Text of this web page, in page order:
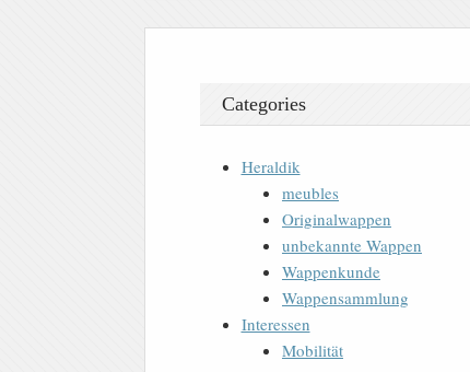
Categories
Heraldik
meubles
Originalwappen
unbekannte Wappen
Wappenkunde
Wappensammlung
Interessen
Mobilität